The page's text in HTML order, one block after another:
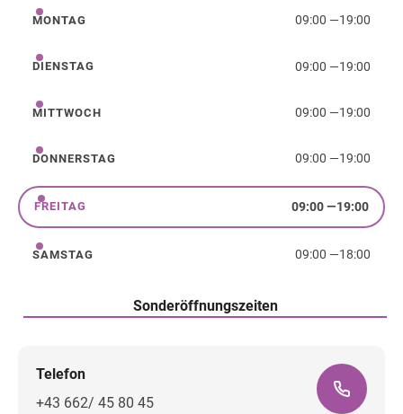
Montag
MONTAG 09:00 —19:00
Dienstag
DIENSTAG 09:00 —19:00
Mittwoch
MITTWOCH 09:00 —19:00
Donnerstag
DONNERSTAG 09:00 —19:00
Freitag
FREITAG 09:00—19:00
Samstag
SAMSTAG 09:00 —18:00
Sonderöffnungszeiten
Telefon
+43 662/ 45 80 45